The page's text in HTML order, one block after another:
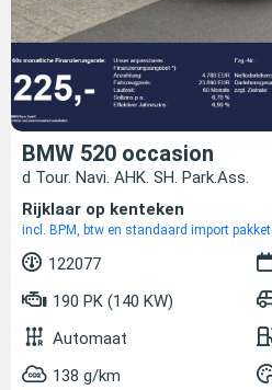
BMW 520 occasion
d Tour. Navi. AHK. SH. Park.Ass.
Rijklaar op kenteken
incl. BPM, btw en standaard import pakket
122077
190 PK (140 KW)
Automaat
138 g/km